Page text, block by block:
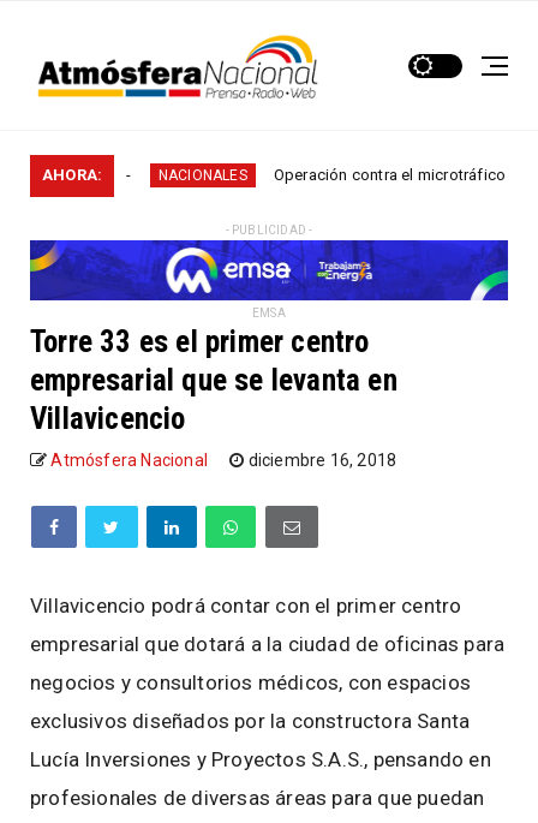
AHORA:
en... NACIONALES Operación contra el microtráfico permitió
- PUBLICIDAD -
EMSA
Torre 33 es el primer centro
empresarial que se levanta en
Villavicencio
Atmósfera Nacional diciembre 16, 2018
Villavicencio podrá contar con el primer centro
empresarial que dotará a la ciudad de oficinas para
negocios y consultorios médicos, con espacios
exclusivos diseñados por la constructora Santa
Lucía Inversiones y Proyectos S.A.S., pensando en
profesionales de diversas áreas para que puedan